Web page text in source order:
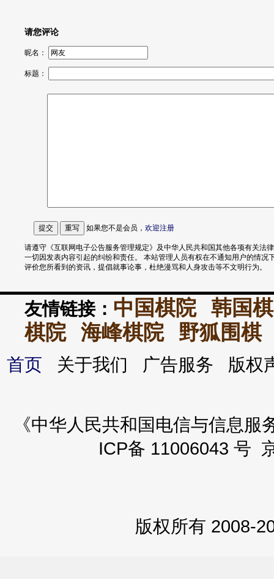
请您评论
昵名：
标题：
如果您不是会员， 欢迎注册
请遵守《互联网电子公告服务管理规定》及中华人民共和国其他各项有关法
一切因发表内容引起的纠纷和责任。 本站管理人员有权在不通知用户的情况
评价您所看到的资讯，提倡就事论事，杜绝漫骂和人身攻击等不文明行为。
友情链接： 中国棋院
韩国
棋院
海峰棋院 野狐围棋
首页 关于我们 广告服务 版
《中华人民共和国电信与信息
ICP备 11006043 号
版权所有 2008-